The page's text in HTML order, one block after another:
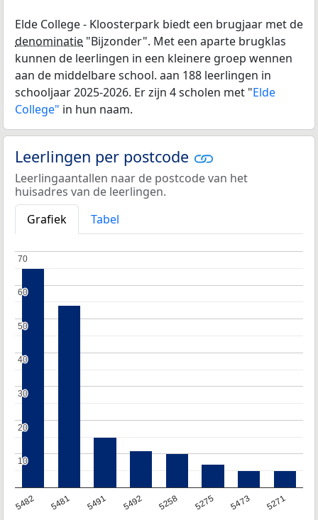
Elde College - Kloosterpark biedt een brugjaar met de
denominatie "Bijzonder". Met een aparte brugklas
kunnen de leerlingen in een kleinere groep wennen
aan de middelbare school. aan 188 leerlingen in
schooljaar 2025-2026. Er zijn 4 scholen met "Elde
College" in hun naam.
Leerlingen per postcode
Leerlingaantallen naar de postcode van het
huisadres van de leerlingen.
Grafiek
Tabel
5482 5481 5491 5492 5258 5275 5473 5271
10
10
20
20
30
30
40
40
50
50
60
60
70
70